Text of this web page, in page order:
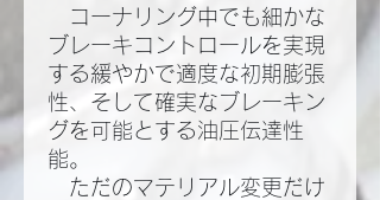
コーナリング中でも細かな
ブレーキコントロールを実現
する緩やかで適度な初期膨張
性、そして確実なブレーキン
グを可能とする油圧伝達性
能。​
ただのマテリアル変更だけ